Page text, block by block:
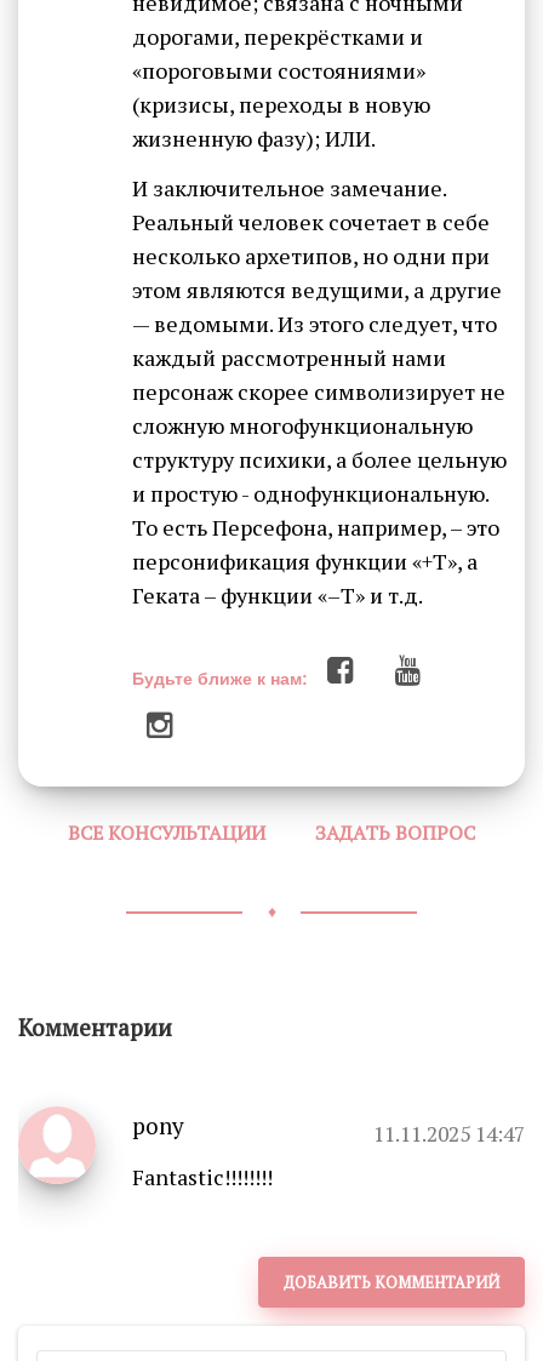
дорогами, перекрёстками и
«пороговыми состояниями»
(кризисы, переходы в новую
жизненную фазу); ИЛИ.
И заключительное замечание.
Реальный человек сочетает в себе
несколько архетипов, но одни при
этом являются ведущими, а другие
— ведомыми. Из этого следует, что
каждый рассмотренный нами
персонаж скорее символизирует не
сложную многофункциональную
структуру психики, а более цельную
и простую - однофункциональную.
То есть Персефона, например, – это
персонификация функции «+Т», а
Геката – функции «–Т» и т.д.
Будьте ближе к нам:
ВСЕ КОНСУЛЬТАЦИИ ЗАДАТЬ ВОПРОС
♦
Комментарии
pony
11.11.2025 14:47
Fantastic!!!!!!!!
ДОБАВИТЬ КОММЕНТАРИЙ